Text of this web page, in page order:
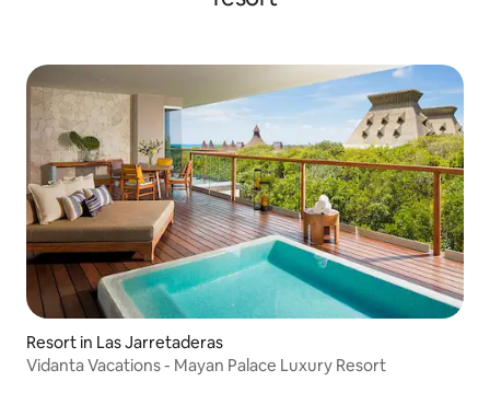
Resort in Las Jarretaderas
Vidanta Vacations - Mayan Palace Luxury Resort